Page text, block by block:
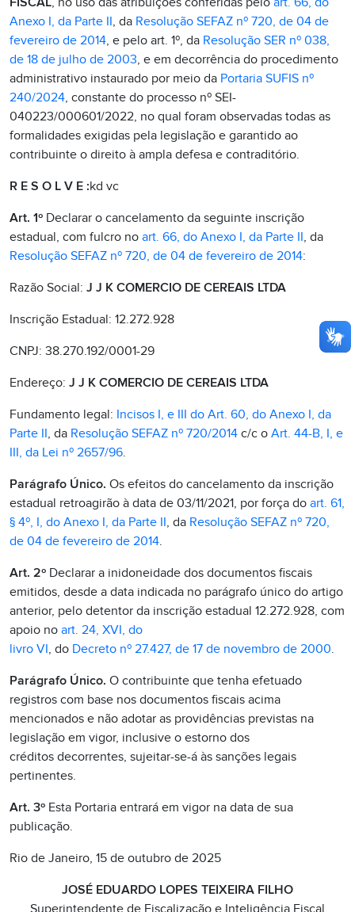
Anexo I, da Parte II, da Resolução SEFAZ nº 720, de 04 de
fevereiro de 2014, e pelo art. 1º, da Resolução SER nº 038,
de 18 de julho de 2003, e em decorrência do procedimento
administrativo instaurado por meio da Portaria SUFIS nº
240/2024, constante do processo nº SEI-
040223/000601/2022, no qual foram observadas todas as
formalidades exigidas pela legislação e garantido ao
contribuinte o direito à ampla defesa e contraditório.
R E S O L V E :kd vc
Art. 1º Declarar o cancelamento da seguinte inscrição
estadual, com fulcro no art. 66, do Anexo I, da Parte II, da
Resolução SEFAZ nº 720, de 04 de fevereiro de 2014:
Razão Social: J J K COMERCIO DE CEREAIS LTDA
Inscrição Estadual: 12.272.928
CNPJ: 38.270.192/0001-29
Endereço: J J K COMERCIO DE CEREAIS LTDA
Fundamento legal: Incisos I, e III do Art. 60, do Anexo I, da
Parte II, da Resolução SEFAZ nº 720/2014 c/c o Art. 44-B, I, e
III, da Lei nº 2657/96.
Parágrafo Único. Os efeitos do cancelamento da inscrição
estadual retroagirão à data de 03/11/2021, por força do art. 61,
§ 4º, I, do Anexo I, da Parte II, da Resolução SEFAZ nº 720,
de 04 de fevereiro de 2014.
Art. 2º Declarar a inidoneidade dos documentos fiscais
emitidos, desde a data indicada no parágrafo único do artigo
anterior, pelo detentor da inscrição estadual 12.272.928, com
apoio no art. 24, XVI, do
livro VI, do Decreto nº 27.427, de 17 de novembro de 2000.
Parágrafo Único. O contribuinte que tenha efetuado
registros com base nos documentos fiscais acima
mencionados e não adotar as providências previstas na
legislação em vigor, inclusive o estorno dos
créditos decorrentes, sujeitar-se-á às sanções legais
pertinentes.
Art. 3º Esta Portaria entrará em vigor na data de sua
publicação.
Rio de Janeiro, 15 de outubro de 2025
JOSÉ EDUARDO LOPES TEIXEIRA FILHO
Superintendente de Fiscalização e Inteligência Fiscal